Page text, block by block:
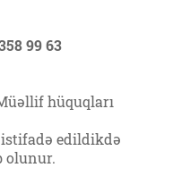
99 63
hüquqları
edildikdə
olunur.